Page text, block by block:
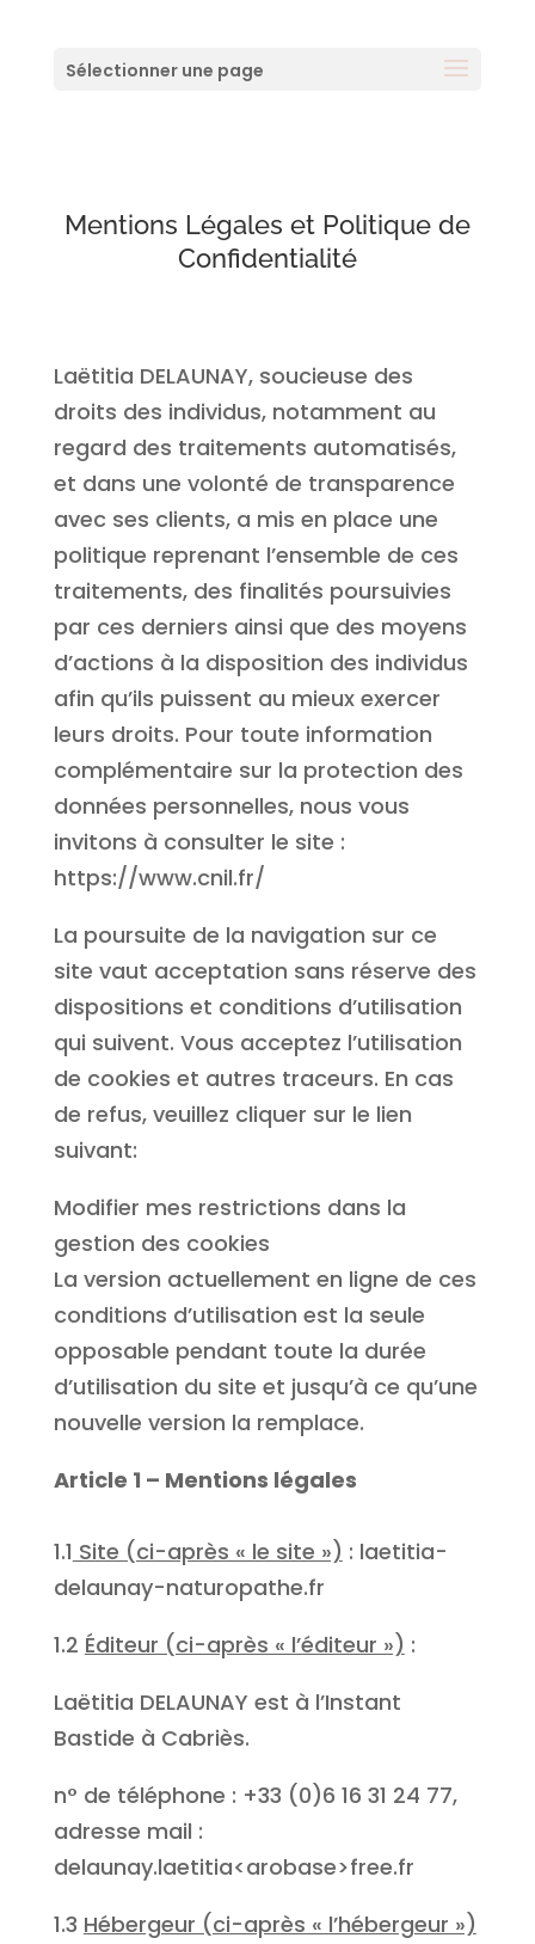
Sélectionner une page
Mentions Légales et Politique de
Confidentialité
Laëtitia DELAUNAY, soucieuse des
droits des individus, notamment au
regard des traitements automatisés,
et dans une volonté de transparence
avec ses clients, a mis en place une
politique reprenant l’ensemble de ces
traitements, des finalités poursuivies
par ces derniers ainsi que des moyens
d’actions à la disposition des individus
afin qu’ils puissent au mieux exercer
leurs droits. Pour toute information
complémentaire sur la protection des
données personnelles, nous vous
invitons à consulter le site :
https://www.cnil.fr/
La poursuite de la navigation sur ce
site vaut acceptation sans réserve des
dispositions et conditions d’utilisation
qui suivent. Vous acceptez l’utilisation
de cookies et autres traceurs. En cas
de refus, veuillez cliquer sur le lien
suivant:
Modifier mes restrictions dans la
gestion des cookies
La version actuellement en ligne de ces
conditions d’utilisation est la seule
opposable pendant toute la durée
d’utilisation du site et jusqu’à ce qu’une
nouvelle version la remplace.
Article 1 – Mentions légales
1.1 Site (ci-après « le site ») : laetitia-
delaunay-naturopathe.fr
1.2 Éditeur (ci-après « l’éditeur ») :
Laëtitia DELAUNAY est à l’Instant
Bastide à Cabriès.
n° de téléphone : +33 (0)6 16 31 24 77,
adresse mail :
delaunay.laetitia<arobase>free.fr
1.3 Hébergeur (ci-après « l’hébergeur »)